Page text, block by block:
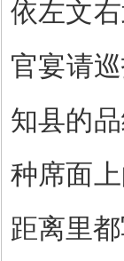
依左文
官宴请
知县的
种席面
距离里